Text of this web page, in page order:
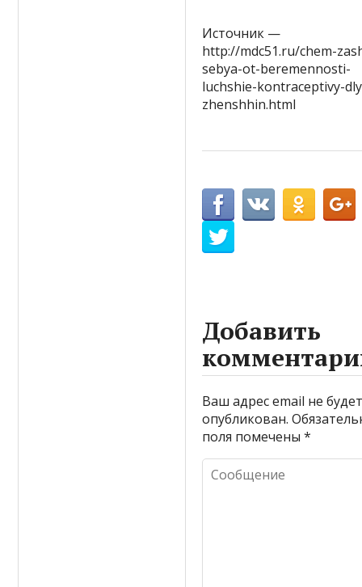
Источник —
http://mdc51.ru/chem-
sebya-ot-beremennosti-
luchshie-kontraceptivy-
zhenshhin.html
Добавить
Ваш адрес email не
опубликован.
поля помечены*